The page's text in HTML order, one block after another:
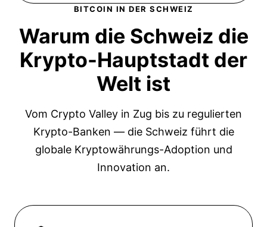
BITCOIN IN DER SCHWEIZ
Warum die Schweiz die
Krypto-Hauptstadt der
Welt ist
Vom Crypto Valley in Zug bis zu regulierten
Krypto-Banken — die Schweiz führt die
globale Kryptowährungs-Adoption und
Innovation an.